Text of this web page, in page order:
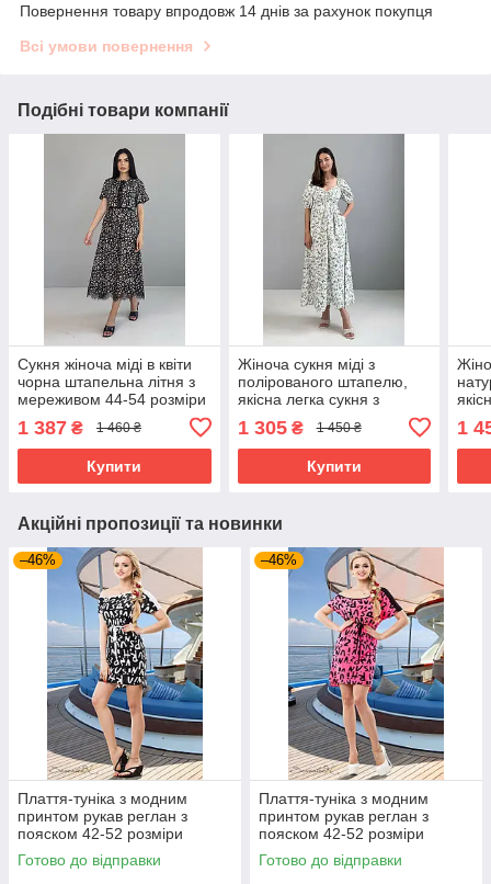
Повернення товару впродовж 14 днів за рахунок покупця
Всі умови повернення
Подібні товари компанії
Сукня жіноча міді в квіти
чорна штапельна літня з
мереживом 44-54 розміри
1 387 ₴ 1 460 ₴
Купити
Жіноча сукня міді з
полірованого штапелю,
якісна легка сукня з
рукавами ліхтариками 44-
50 розміри молочна
1 305₴ 1 450 ₴
Купити
44-
1
Акційні пропозиції та новинки
–46%
Плаття-туніка з модним
принтом рукав реглан з
пояском 42-52 розміри
Готово до відправки
–46%
Плаття-туніка з модним
принтом рукав реглан з
пояском 42-52 розміри
Готово до відправки